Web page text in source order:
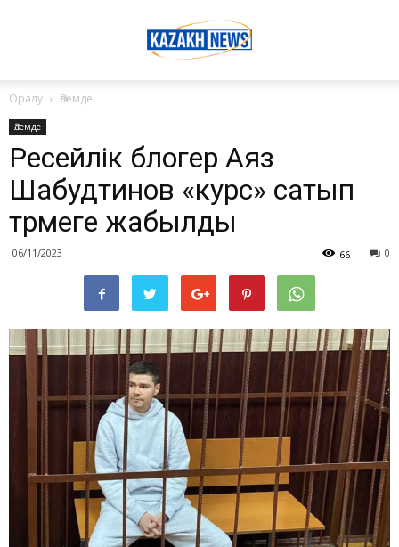
Оралу Әлемде
Әлемде
Ресейлік блогер Аяз
Шабудтинов «курс» сатып
түрмеге жабылды
06/11/2023 0
66